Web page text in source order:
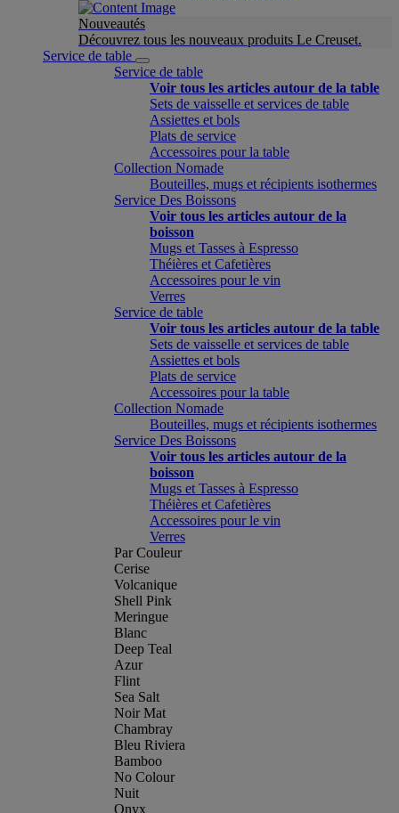
Nouveautés
Découvrez tous les nouveaux produits Le Creuset.
Service de table
Service de table
Voir tous les articles autour de la table
Sets de vaisselle et services de table
Assiettes et bols
Plats de service
Accessoires pour la table
Collection Nomade
Bouteilles, mugs et récipients isothermes
Service Des Boissons
Voir tous les articles autour de la
boisson
Mugs et Tasses à Espresso
Théières et Cafetières
Accessoires pour le vin
Verres
Service de table
Voir tous les articles autour de la table
Sets de vaisselle et services de table
Assiettes et bols
Plats de service
Accessoires pour la table
Collection Nomade
Bouteilles, mugs et récipients isothermes
Service Des Boissons
Voir tous les articles autour de la
boisson
Mugs et Tasses à Espresso
Théières et Cafetières
Accessoires pour le vin
Verres
Par Couleur
Cerise
Volcanique
Shell Pink
Meringue
Blanc
Deep Teal
Azur
Flint
Sea Salt
Noir Mat
Chambray
Bleu Riviera
Bamboo
No Colour
Nuit
Onyx